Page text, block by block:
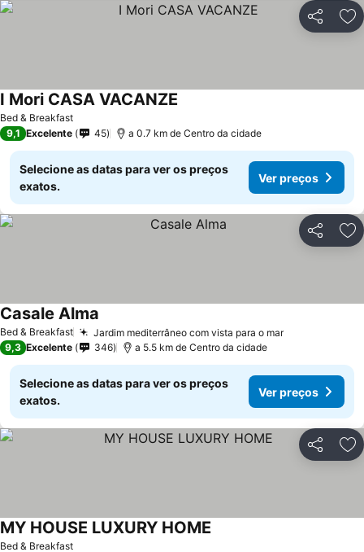
Partilhar
Bed & Breakfast
I Mori CASA VACANZE
9,1 Excelente 45 a 0.7 km de Centro da cidade
Selecione as datas para ver os preços
exatos.
Ver preços
Partilhar
Bed & Breakfast Jardim mediterrâneo com vista para o mar
Casale Alma
9,3 Excelente 346 a 5.5 km de Centro da cidade
Selecione as datas para ver os preços
exatos.
Ver preços
Partilhar
Bed & Breakfast
MY HOUSE LUXURY HOME